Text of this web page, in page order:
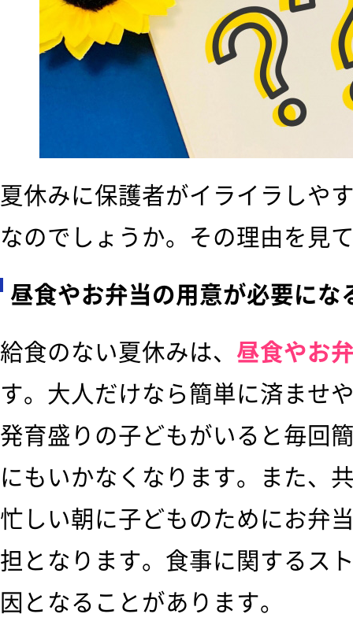
夏休みに保護者がイライラしや
なのでしょうか。その理由を見
昼食やお弁当の用意が必要にな
給食のない夏休みは、 昼食やお
す。大人だけなら簡単に済ませ
発育盛りの子どもがいると毎回
にもいかなくなります。また、
忙しい朝に子どものためにお弁
担となります。食事に関するス
因となることがあります。